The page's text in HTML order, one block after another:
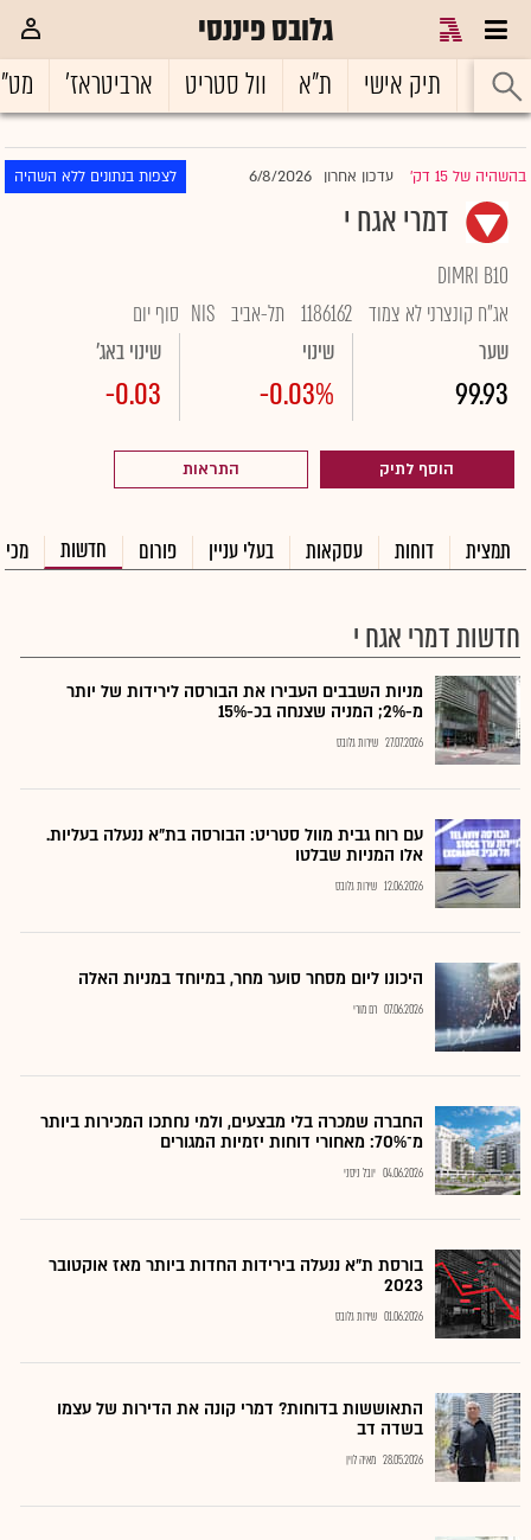
גלובס פיננסי
ראשי תיק אישי ת"א וול סטריט ארביטראז'
בהשהיה של 15 דק' |עדכון אחרון 6/8/2026 לצפות בנתונים ללא השהיה
דמרי אגח י
DIMRI B10
אג"ח קונצרני לא צמוד 1186162 תל-אביב NIS סוף יום
שער
99.93
שינוי
-0.03%
שינוי באג'
-0.03
הוסף לתיק התראות
תמצית דוחות עסקאות בעלי עניין פורום חדשות
חדשות דמרי אגח י
מניות השבבים העבירו את הבורסה לירידות של יותר
מ-2%; המניה שצנחה בכ-15%
27.07.2026 שירות גלובס
עם רוח גבית מוול סטריט: הבורסה בת"א ננעלה בעליות.
אלו המניות שבלטו
12.06.2026 שירות גלובס
היכונו ליום מסחר סוער מחר, במיוחד במניות האלה
07.06.2026 רם מורי
החברה שמכרה בלי מבצעים, ולמי נחתכו המכירות ביותר
מ־70%: מאחורי דוחות יזמיות המגורים
04.06.2026 יובל ניסני
בורסת ת"א ננעלה בירידות החדות ביותר מאז אוקטובר
2023
01.06.2026 שירות גלובס
התאוששות בדוחות? דמרי קונה את הדירות של עצמו
בשדה דב
28.05.2026 מאיה לוין